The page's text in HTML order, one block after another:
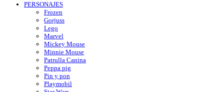
PERSONAJES
Frozen
Gorjuss
Lego
Marvel
Mickey Mouse
Minnie Mouse
Patrulla Canina
Peppa pig
Pin y pon
Playmobil